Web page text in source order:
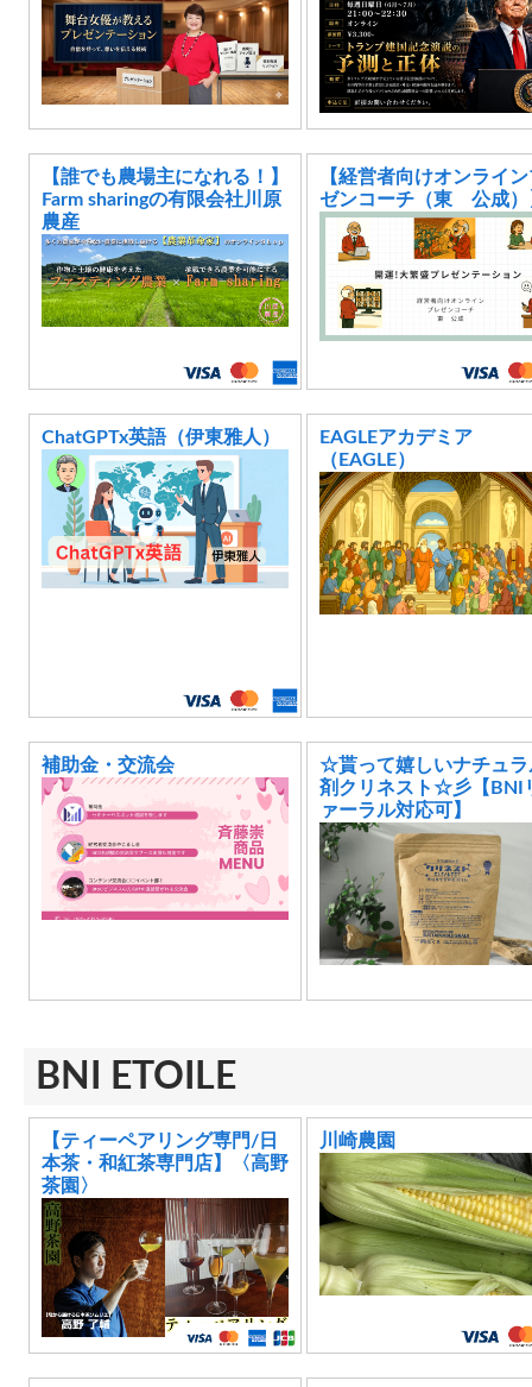
【誰でも農場主になれる！】
Farm sharingの有限会社川原
農産
【経営者向けオンライ
ゼンコーチ（東 公成）
ChatGPTx英語（伊東雅人）
EAGLEアカデミア
（EAGLE）
補助金・交流会
☆貰って嬉しいナチュラ
剤クリネスト☆彡【BNI
ァーラル対応可】
BNI ETOILE
【ティーペアリング専門/日
本茶・和紅茶専門店】〈高野
茶園〉
川崎農園